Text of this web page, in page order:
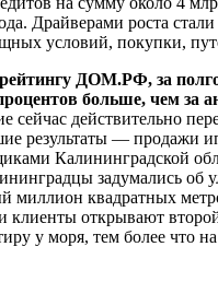
Драйверами роста
условий, покупки,
ДОМ.РФ, за
больше, чем за
действительно
результаты — продажи
Калининградской
задумались об
миллион квадратных
клиенты открывают
у моря, тем более